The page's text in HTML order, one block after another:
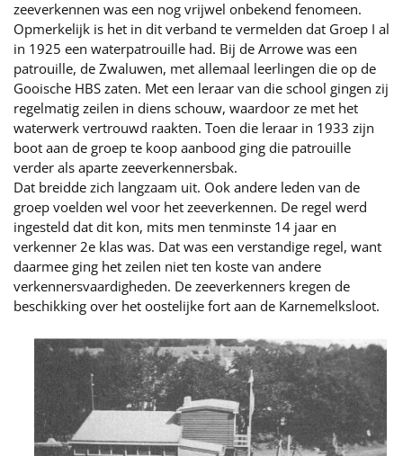
zeeverkennen was een nog vrijwel onbekend fenomeen.
Opmerkelijk is het in dit verband te vermelden dat Groep I al
in 1925 een waterpatrouille had. Bij de Arrowe was een
patrouille, de Zwaluwen, met allemaal leerlingen die op de
Gooische HBS zaten. Met een leraar van die school gingen zij
regelmatig zeilen in diens schouw, waardoor ze met het
waterwerk vertrouwd raakten. Toen die leraar in 1933 zijn
boot aan de groep te koop aanbood ging die patrouille
verder als aparte zeeverkennersbak.
Dat breidde zich langzaam uit. Ook andere leden van de
groep voelden wel voor het zeeverkennen. De regel werd
ingesteld dat dit kon, mits men tenminste 14 jaar en
verkenner 2e klas was. Dat was een verstandige regel, want
daarmee ging het zeilen niet ten koste van andere
verkennersvaardigheden. De zeeverkenners kregen de
beschikking over het oostelijke fort aan de Karnemelksloot.